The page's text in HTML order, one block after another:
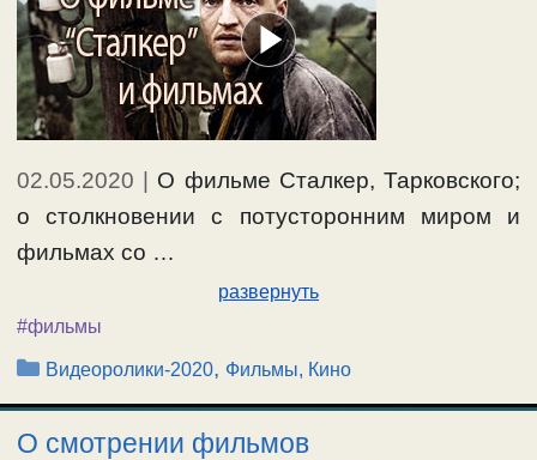
02.05.2020 | О фильме Сталкер, Тарковского;
о столкновении с потусторонним миром и
фильмах со …
развернуть
#фильмы
Рубрики
Видеоролики-2020, Фильмы, Кино
О смотрении фильмов